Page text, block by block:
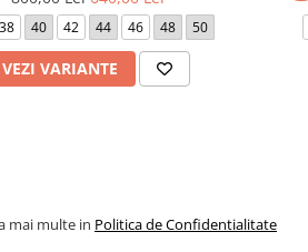
38 40 42 44 46 48 50
VEZI VARIANTE
mai multe in Politica de Confidentialitate